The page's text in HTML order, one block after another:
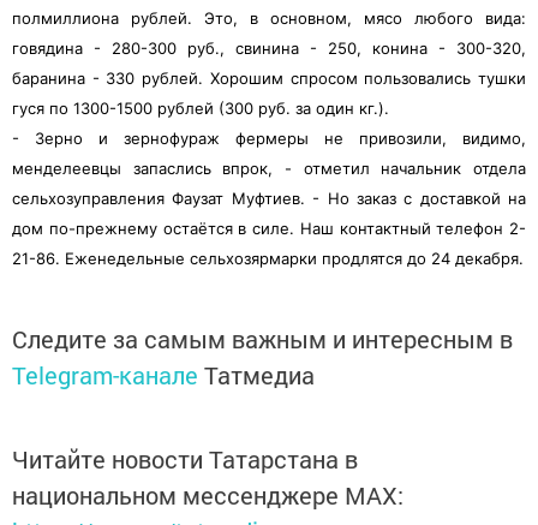
полмиллиона рублей. Это, в основном, мясо любого вида:
говядина - 280-300 руб., свинина - 250, конина - 300-320,
баранина - 330 рублей. Хорошим спросом пользовались тушки
гуся по 1300-1500 рублей (300 руб. за один кг.).
- Зерно и зернофураж фермеры не привозили, видимо,
менделеевцы запаслись впрок, - отметил начальник отдела
сельхозуправления Фаузат Муфтиев. - Но заказ с доставкой на
дом по-прежнему остаётся в силе. Наш контактный телефон 2-
21-86. Еженедельные сельхозярмарки продлятся до 24 декабря.
Следите за самым важным и интересным в
Telegram-канале Татмедиа
Читайте новости Татарстана в
национальном мессенджере MАХ: